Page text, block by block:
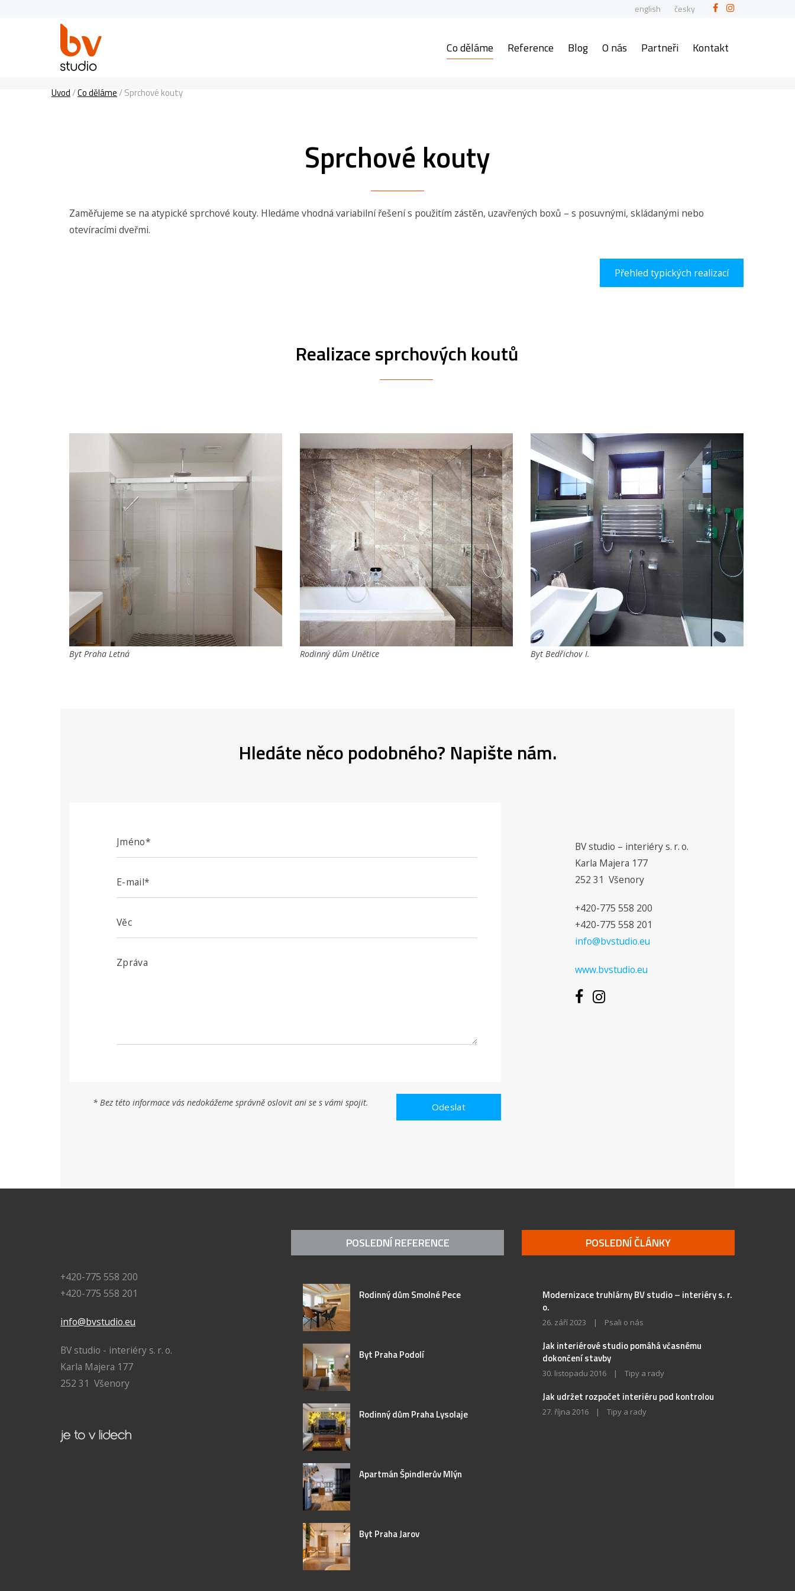
english česky
Co děláme Reference Blog O nás Partneři Kontakt
Úvod/Co děláme/Sprchové kouty
Sprchové kouty
Zaměřujeme se na atypické sprchové kouty. Hledáme vhodná variabilní řešení s použitím zástěn, uzavřených boxů – s posuvnými, skládanými nebo
otevíracími dveřmi.
Přehled typických realizací
Realizace sprchových koutů
Byt Praha Letná Rodinný dům Unětice Byt Bedřichov I.
Hledáte něco podobného? Napište nám.
* Bez této informace vás nedokážeme správně oslovit ani se s vámi spojit.
BV studio – interiéry s. r. o.
Karla Majera 177
252 31 Všenory
+420-775 558 200
+420-775 558 201
info@bvstudio.eu
www.bvstudio.eu
+420-775 558 200
+420-775 558 201
info@bvstudio.eu
BV studio - interiéry s. r. o.
Karla Majera 177
252 31 Všenory
POSLEDNÍ REFERENCE
Rodinný dům Smolné Pece
Byt Praha Podolí
Rodinný dům Praha Lysolaje
Apartmán Špindlerův Mlýn
Byt Praha Jarov
POSLEDNÍ ČLÁNKY
Modernizace truhlárny BV studio – interiéry s. r.
o.
26. září 2023 | Psali o nás
Jak interiérové studio pomáhá včasnému
dokončení stavby
30. listopadu 2016 | Tipy a rady
Jak udržet rozpočet interiéru pod kontrolou
27. října 2016 | Tipy a rady